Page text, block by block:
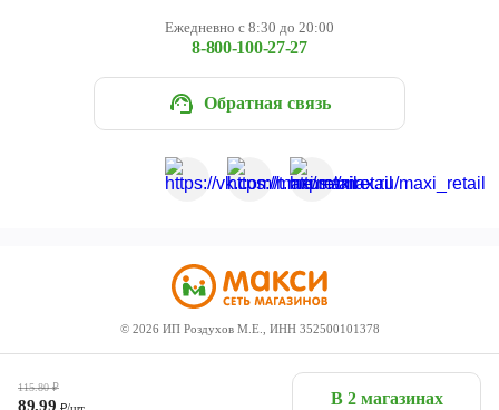
115.80₽
89.99 В 2 магазинах
Ежедневно с 8:30 до 20:00
8-800-100-27-27
Обратная связь
© 2026 ИП Роздухов М.Е., ИНН 352500101378